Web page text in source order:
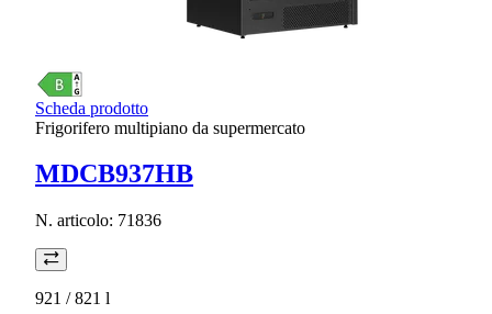
Scheda prodotto
Frigorifero multipiano da supermercato
MDCB937HB
N. articolo: 71836
921 / 821 l